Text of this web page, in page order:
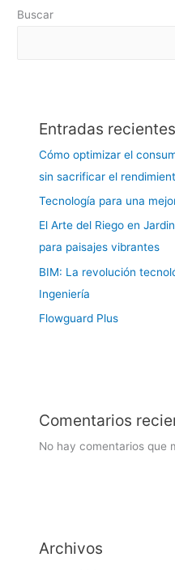
Buscar
Entradas recientes
Cómo optimizar el
sin sacrificar el
Tecnología para una
El Arte del Riego en
para paisajes vibrantes
BIM: La revolución
Ingeniería
Flowguard Plus
Comentarios
No hay comentarios que
Archivos